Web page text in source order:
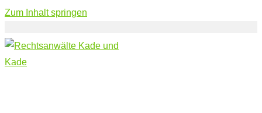
Zum Inhalt springen